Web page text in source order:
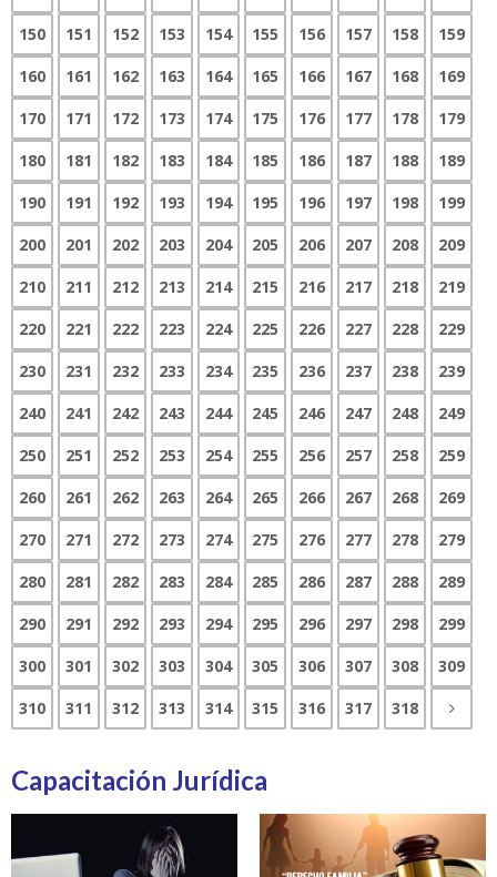
150
151 152 153 154 155 156 157 158
159
160
161 162 163 164 165 166 167 168
169
170
171 172 173 174 175 176 177 178
179
180
181 182 183 184 185 186 187 188
189
190
191 192 193 194 195 196 197 198
199
200
201 202 203 204 205 206 207 208
209
210
211 212 213 214 215 216 217 218
219
220
221 222 223 224 225 226 227 228
229
230
231 232 233 234 235 236 237 238
239
240
241 242 243 244 245 246 247 248
249
250
251 252 253 254 255 256 257 258
259
260
261 262 263 264 265 266 267 268
269
270
271 272 273 274 275 276 277 278
279
280
281 282 283 284 285 286 287 288
289
290
291 292 293 294 295 296 297 298
299
300
301 302 303 304 305 306 307 308
309
310
311 312 313 314 315 316 317 318
Capacitación Jurídica